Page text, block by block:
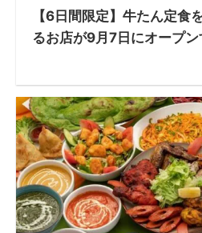
【6日間限定】牛たん定食
るお店が9月7日にオープン